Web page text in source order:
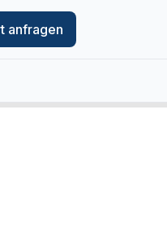
anfragen